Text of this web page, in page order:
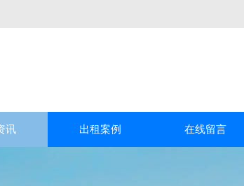
讯 出租案例 在线留言